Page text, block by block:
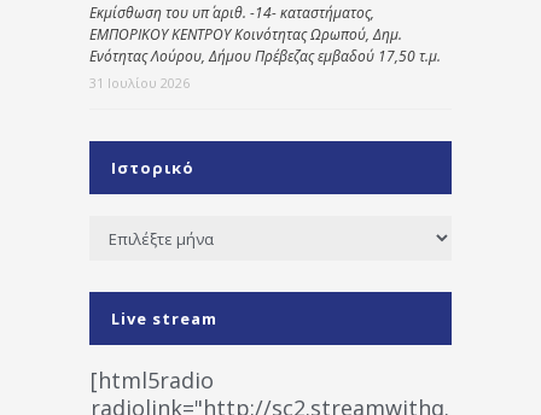
Εκμίσθωση του υπ΄ αριθ. -14- καταστήματος,
ΕΜΠΟΡΙΚΟΥ ΚΕΝΤΡΟΥ Κοινότητας Ωρωπού, Δημ.
Ενότητας Λούρου, Δήμου Πρέβεζας εμβαδού 17,50 τ.μ.
31 Ιουλίου 2026
Ιστορικό
Ιστορικό
Live stream
[html5radio
radiolink="http://